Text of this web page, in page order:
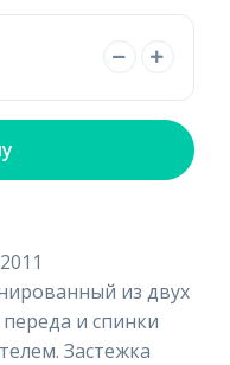
из двух
и спинки
Застежка